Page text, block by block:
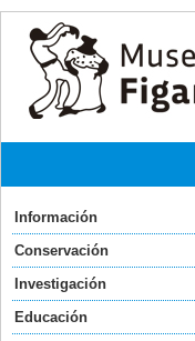
Información
Conservación
Investigación
Educación